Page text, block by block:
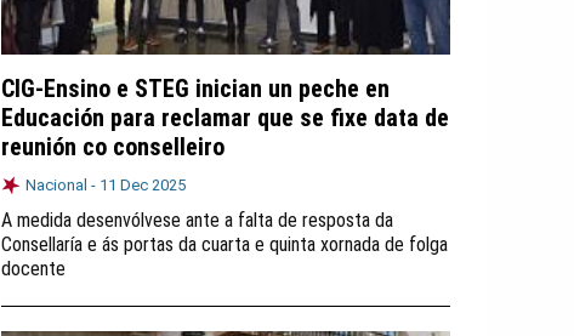
CIG-Ensino e STEG inician un peche en
Educación para reclamar que se fixe data de
reunión co conselleiro
Nacional - 11 Dec 2025
A medida desenvólvese ante a falta de resposta da
Consellaría e ás portas da cuarta e quinta xornada de folga
docente